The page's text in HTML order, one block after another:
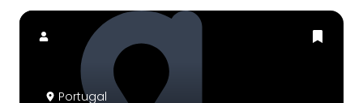
Portugal